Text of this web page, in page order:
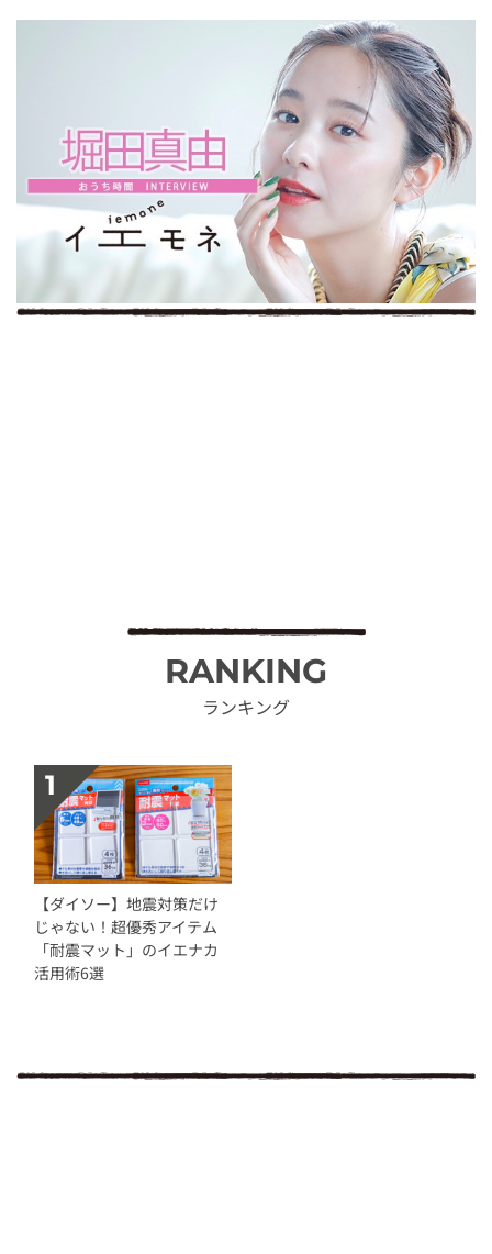
RANKING
ランキング
【ダイソー】地震対策だけ
じゃない！超優秀アイテム
「耐震マット」のイエナカ
活用術6選